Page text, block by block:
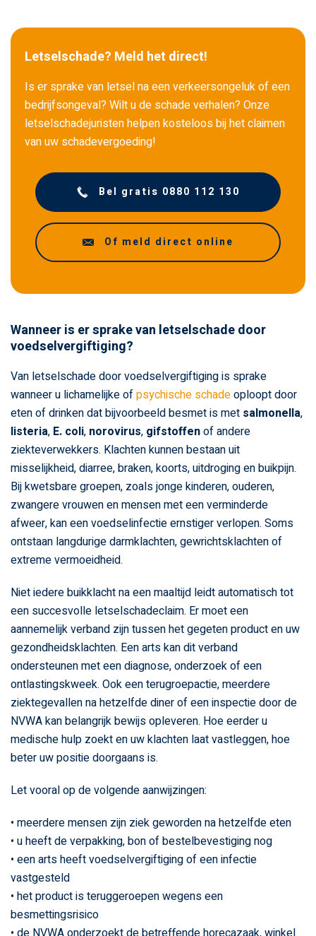
Letselschade? Meld het direct!
Is er sprake van letsel na een verkeersongeluk of een
bedrijfsongeval? Wilt u de schade verhalen? Onze
letselschadejuristen helpen kosteloos bij het claimen
van uw schadevergoeding!
Bel gratis 0880 112 130
Of meld direct online
Wanneer is er sprake van letselschade door
voedselvergiftiging?
Van letselschade door voedselvergiftiging is sprake
wanneer u lichamelijke ofpsychische schadeoploopt door
eten of drinken dat bijvoorbeeld besmet is met salmonella,
listeria, E. coli, norovirus, gifstoffenof andere
ziekteverwekkers. Klachten kunnen bestaan uit
misselijkheid, diarree, braken, koorts, uitdroging en buikpijn.
Bij kwetsbare groepen, zoals jonge kinderen, ouderen,
zwangere vrouwen en mensen met een verminderde
afweer, kan een voedselinfectie ernstiger verlopen. Soms
ontstaan langdurige darmklachten, gewrichtsklachten of
extreme vermoeidheid.
Niet iedere buikklacht na een maaltijd leidt automatisch tot
een succesvolle letselschadeclaim. Er moet een
aannemelijk verband zijn tussen het gegeten product en uw
gezondheidsklachten. Een arts kan dit verband
ondersteunen met een diagnose, onderzoek of een
ontlastingskweek. Ook een terugroepactie, meerdere
ziektegevallen na hetzelfde diner of een inspectie door de
NVWA kan belangrijk bewijs opleveren. Hoe eerder u
medische hulp zoekt en uw klachten laat vastleggen, hoe
beter uw positie doorgaans is.
Let vooral op de volgende aanwijzingen:
• meerdere mensen zijn ziek geworden na hetzelfde eten
• u heeft de verpakking, bon of bestelbevestiging nog
• een arts heeft voedselvergiftiging of een infectie
vastgesteld
• het product is teruggeroepen wegens een
besmettingsrisico